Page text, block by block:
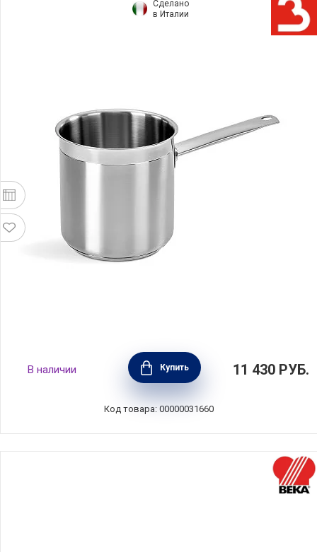
Сделано
в Италии
Ковш для молока Professional 2,25 л,
нержавеющая сталь, Barazzoni, Италия,
169613014
В наличии Купить 11 430 РУБ.
Код товара: 00000031660